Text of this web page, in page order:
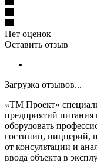
Нет оценок
Оставить отзыв
Загрузка отзывов...
«ТМ Проект»
предприятий
оборудовать
гостиниц, пиццерий,
от консультации и
ввода объекта в